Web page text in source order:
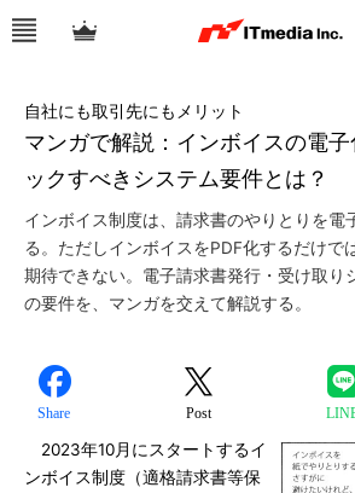
マンガで解説：インボイスの電
ックすべきシステム要件とは？
自社にも取引先にもメリット
インボイス制度は、請求書のやりとりを電
る。ただしインボイスをPDF化するだけで
期待できない。電子請求書発行・受け取り
の要件を、マンガを交えて解説する。
Share Post
2023年10月にスタートするイ
ンボイス制度（適格請求書等保